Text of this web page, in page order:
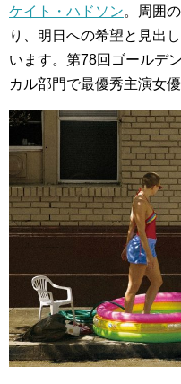
ケイト・ハドソン。周囲
り、明日への希望と見出
います。第78回ゴールデ
カル部門で最優秀主演女